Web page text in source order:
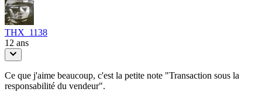
THX_1138
12 ans
Ce que j'aime beaucoup, c'est la petite note "Transaction sous la
responsabilité du vendeur".